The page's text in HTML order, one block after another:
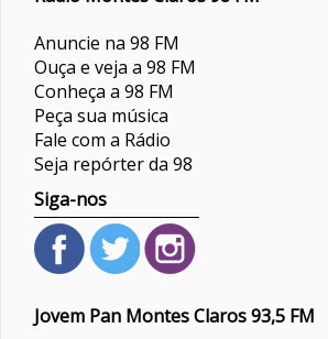
Anuncie na 98 FM
Ouça e veja a 98 FM
Conheça a 98 FM
Peça sua música
Fale com a Rádio
Seja repórter da 98
Siga-nos
Jovem Pan Montes Claros 93,5 FM